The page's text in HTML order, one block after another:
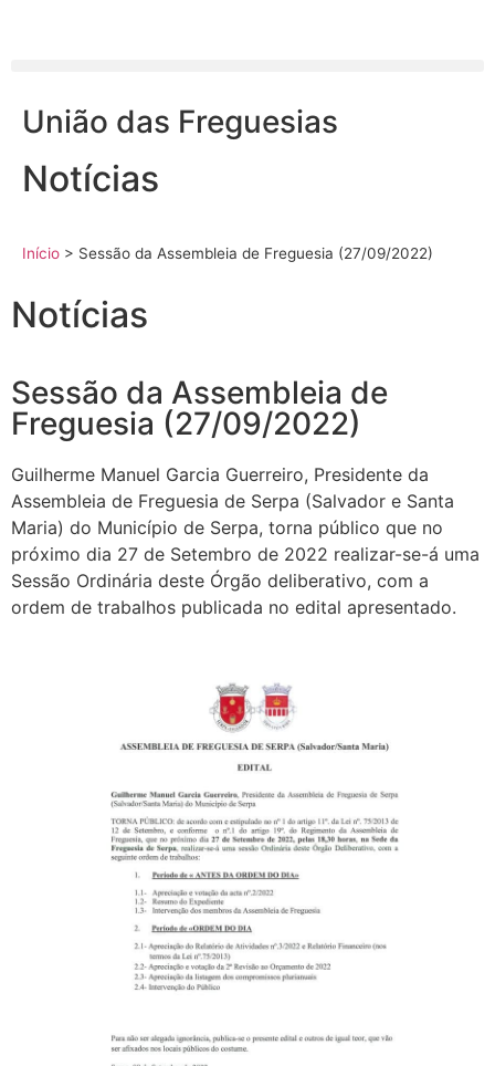
União das Freguesias
Notícias
Início > Sessão da Assembleia de Freguesia (27/09/2022)
Notícias
Sessão da Assembleia de
Freguesia (27/09/2022)
Guilherme Manuel Garcia Guerreiro, Presidente da
Assembleia de Freguesia de Serpa (Salvador e Santa
Maria) do Município de Serpa, torna público que no
próximo dia 27 de Setembro de 2022 realizar-se-á uma
Sessão Ordinária deste Órgão deliberativo, com a
ordem de trabalhos publicada no edital apresentado.